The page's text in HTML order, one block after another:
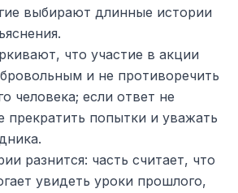
выбирают длинные истории
что участие в акции
и не противоречить
человека; если ответ не
прекратить попытки и уважать
разнится: часть считает, что
увидеть уроки прошлого,